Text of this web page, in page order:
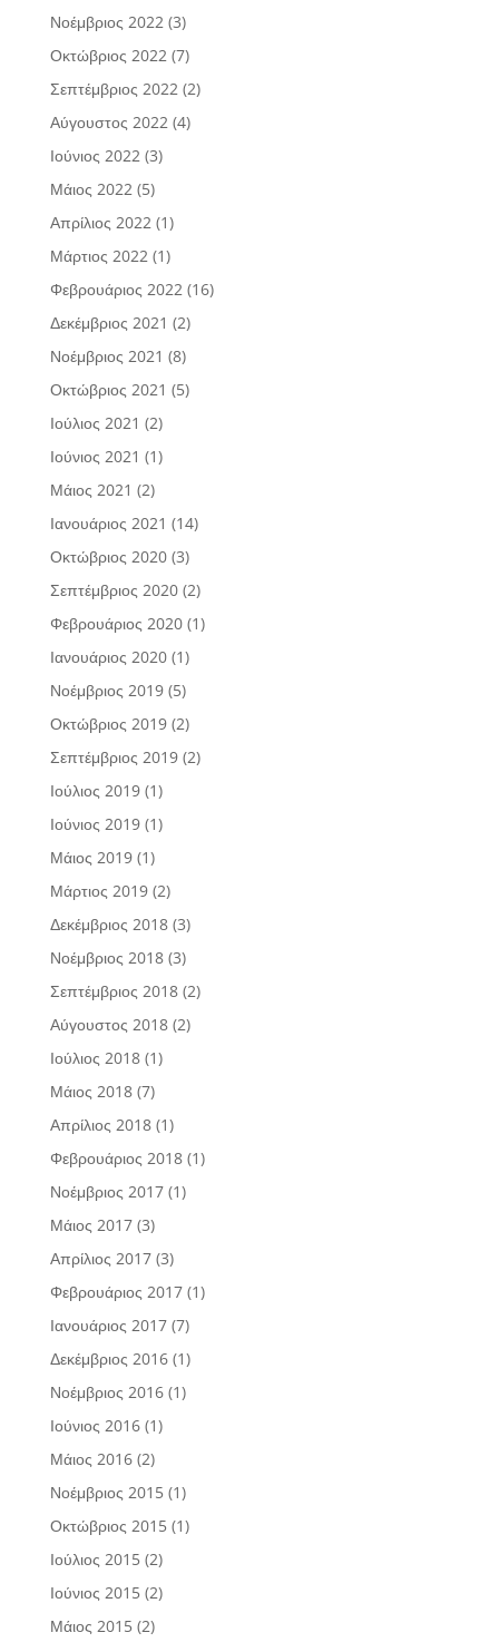
Νοέμβριος 2022 (3)
Οκτώβριος 2022 (7)
Σεπτέμβριος 2022 (2)
Αύγουστος 2022 (4)
Ιούνιος 2022 (3)
Μάιος 2022 (5)
Απρίλιος 2022 (1)
Μάρτιος 2022 (1)
Φεβρουάριος 2022 (16)
Δεκέμβριος 2021 (2)
Νοέμβριος 2021 (8)
Οκτώβριος 2021 (5)
Ιούλιος 2021 (2)
Ιούνιος 2021 (1)
Μάιος 2021 (2)
Ιανουάριος 2021 (14)
Οκτώβριος 2020(3)
Σεπτέμβριος 2020(2)
Φεβρουάριος 2020(1)
Ιανουάριος 2020(1)
Νοέμβριος 2019(5)
Οκτώβριος 2019(2)
Σεπτέμβριος 2019(2)
Ιούλιος 2019(1)
Ιούνιος 2019(1)
Μάιος 2019(1)
Μάρτιος 2019(2)
Δεκέμβριος 2018(3)
Νοέμβριος 2018(3)
Σεπτέμβριος 2018(2)
Αύγουστος 2018(2)
Ιούλιος 2018(1)
Μάιος 2018(7)
Απρίλιος 2018(1)
Φεβρουάριος 2018(1)
Νοέμβριος 2017(1)
Μάιος 2017(3)
Απρίλιος 2017(3)
Φεβρουάριος 2017(1)
Ιανουάριος 2017(7)
Δεκέμβριος 2016(1)
Νοέμβριος 2016(1)
Ιούνιος 2016(1)
Μάιος 2016(2)
Νοέμβριος 2015(1)
Οκτώβριος 2015(1)
Ιούλιος 2015(2)
Ιούνιος 2015(2)
Μάιος 2015(2)